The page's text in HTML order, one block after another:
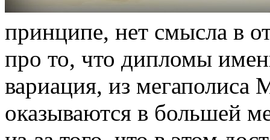
принципе, нет смысла в
про то, что дипломы
вариация, из мегаполиса
оказываются в большей